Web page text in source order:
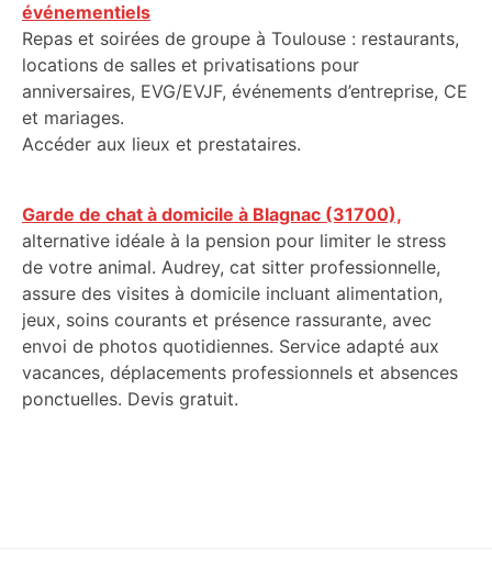
événementiels
Repas et soirées de groupe à Toulouse : restaurants,
locations de salles et privatisations pour
anniversaires, EVG/EVJF, événements d’entreprise, CE
et mariages.
Accéder aux lieux et prestataires.
Garde de chat à domicile à Blagnac (31700),
alternative idéale à la pension pour limiter le stress
de votre animal. Audrey, cat sitter professionnelle,
assure des visites à domicile incluant alimentation,
jeux, soins courants et présence rassurante, avec
envoi de photos quotidiennes. Service adapté aux
vacances, déplacements professionnels et absences
ponctuelles. Devis gratuit.